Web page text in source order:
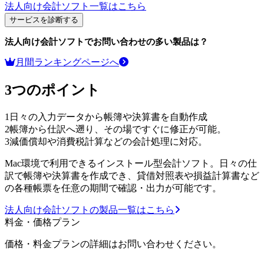
法人向け会計ソフト 一覧はこちら
サービスを診断する
法人向け会計ソフトでお問い合わせの多い製品は？
月間ランキングページへ
3つのポイント
1 日々の入力データから帳簿や決算書を自動作成
2帳簿から仕訳へ遡り、その場ですぐに修正が可能。
3減価償却や消費税計算などの会計処理に対応。
Mac環境で利用できるインストール型会計ソフト。日々の仕
訳で帳簿や決算書を作成でき、貸借対照表や損益計算書など
の各種帳票を任意の期間で確認・出力が可能です。
法人向け会計ソフトの製品一覧はこちら
料金・価格プラン
価格・料金プランの詳細はお問い合わせください。